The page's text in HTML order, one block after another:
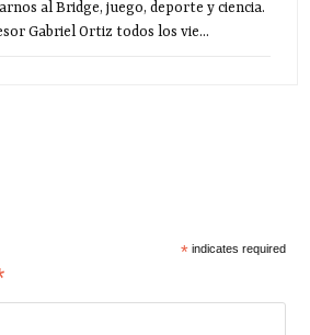
al Bridge, juego, deporte y ciencia.
Gabriel Ortiz todos los vie...
* indicates required